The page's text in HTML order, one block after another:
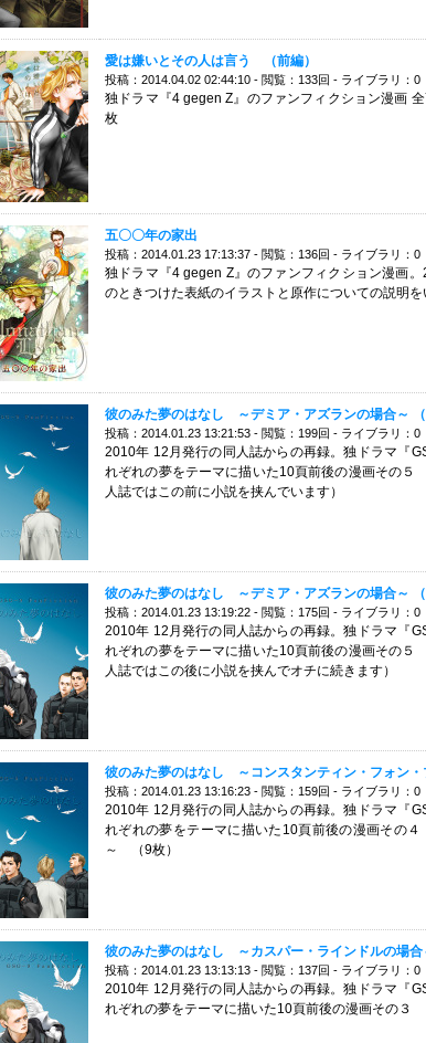
愛は嫌いとその人は言う （前編）
投稿：2014.04.02 02:44:10 - 閲覧：133回 - ライブラリ：0
独ドラマ『4 gegen Z』のファンフィクション漫画
枚
五〇〇年の家出
投稿：2014.01.23 17:13:37 - 閲覧：136回 - ライブラリ：0
独ドラマ『4 gegen Z』のファンフィクション漫画
のときつけた表紙のイラストと原作についての説明
彼のみた夢のはなし ～デミア・アズランの場合～ （
投稿：2014.01.23 13:21:53 - 閲覧：199回 - ライブラリ：0
2010年 12月発行の同人誌からの再録。独ドラマ『
れぞれの夢をテーマに描いた10頁前後の漫画その
人誌ではこの前に小説を挟んでいます）
彼のみた夢のはなし ～デミア・アズランの場合～ （
投稿：2014.01.23 13:19:22 - 閲覧：175回 - ライブラリ：0
2010年 12月発行の同人誌からの再録。独ドラマ『
れぞれの夢をテーマに描いた10頁前後の漫画その
人誌ではこの後に小説を挟んでオチに続きます）
彼のみた夢のはなし ～コンスタンティン・フォン
投稿：2014.01.23 13:16:23 - 閲覧：159回 - ライブラリ：0
2010年 12月発行の同人誌からの再録。独ドラマ『
れぞれの夢をテーマに描いた10頁前後の漫画その
～ （9枚）
彼のみた夢のはなし ～カスパー・ラインドルの場合
投稿：2014.01.23 13:13:13 - 閲覧：137回 - ライブラリ：0
2010年 12月発行の同人誌からの再録。独ドラマ『
れぞれの夢をテーマに描いた10頁前後の漫画その